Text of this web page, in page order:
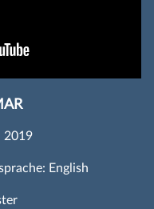
2019
English